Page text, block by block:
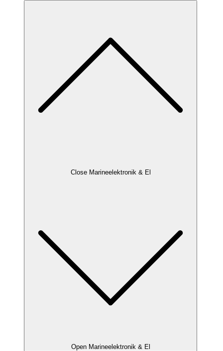
Close Marineelektronik & El
Open Marineelektronik & El